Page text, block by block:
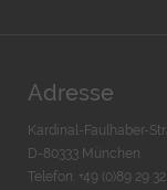
Adresse
Kardinal-Faulhaber-
D-80333 München
Telefon: +49 (0)89 29